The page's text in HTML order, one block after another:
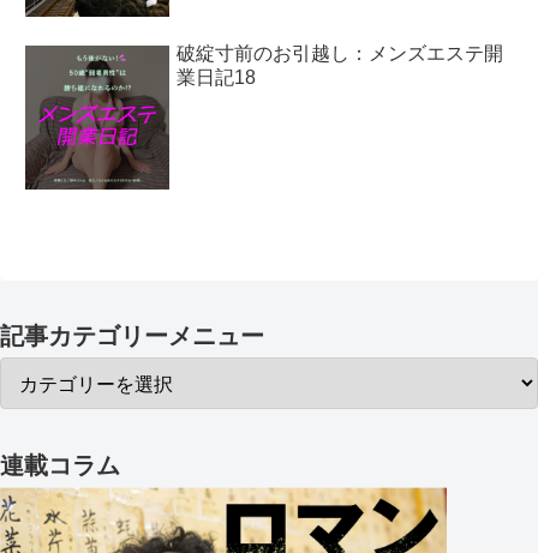
破綻寸前のお引越し：メンズエステ開
業日記18
記事カテゴリーメニュー
連載コラム